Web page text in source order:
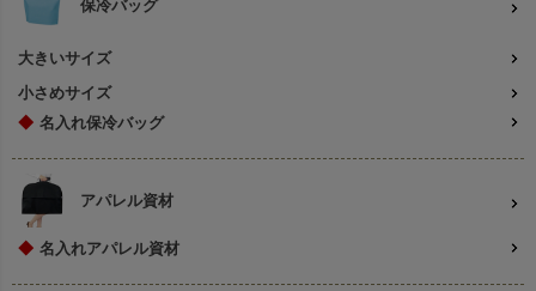
保冷バッグ
大きいサイズ
小さめサイズ
◆ 名入れ保冷バッグ
アパレル資材
◆ 名入れアパレル資材